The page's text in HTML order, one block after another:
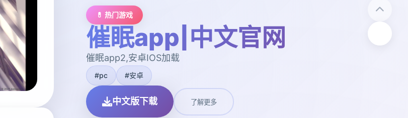
💊 热门游戏
催眠app|中文官网
催眠app2,安卓IOS加载
#pc #安卓
中文版下载 了解更多